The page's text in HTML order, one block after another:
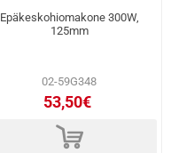
Epäkeskohiomakone 300W,
125mm
02-59G348
53,50€
d